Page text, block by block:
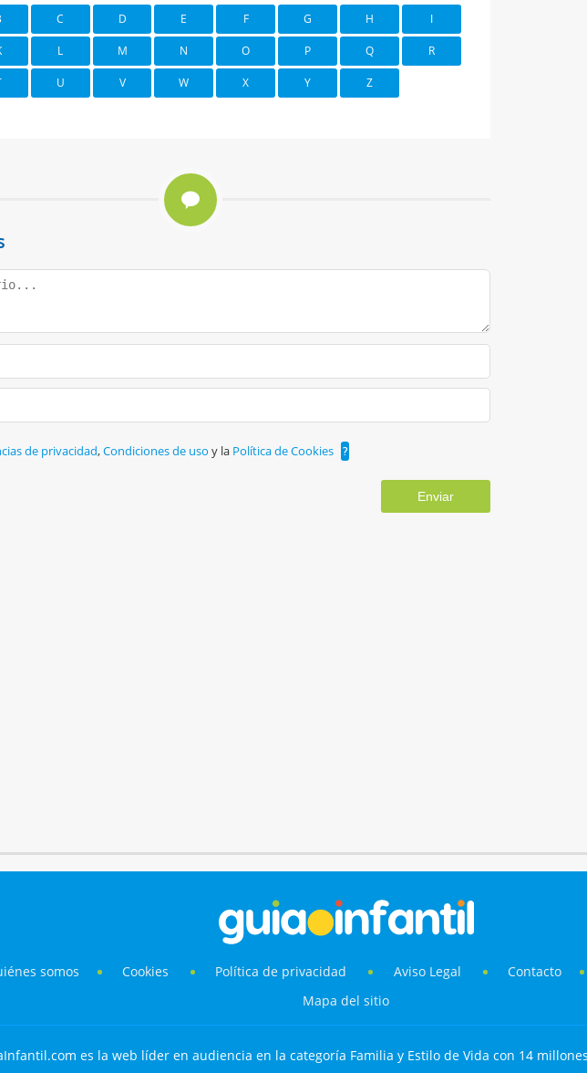
C D E F G H I
L M N O P Q R
U V W X Y Z
de privacidad,Condiciones de uso y la Política de Cookies ?
Enviar
somos Cookies Política de privacidad Aviso Legal Contacto
Mapa del sitio
es la web líder en audiencia en la categoría Familia y Estilo de Vida con 14